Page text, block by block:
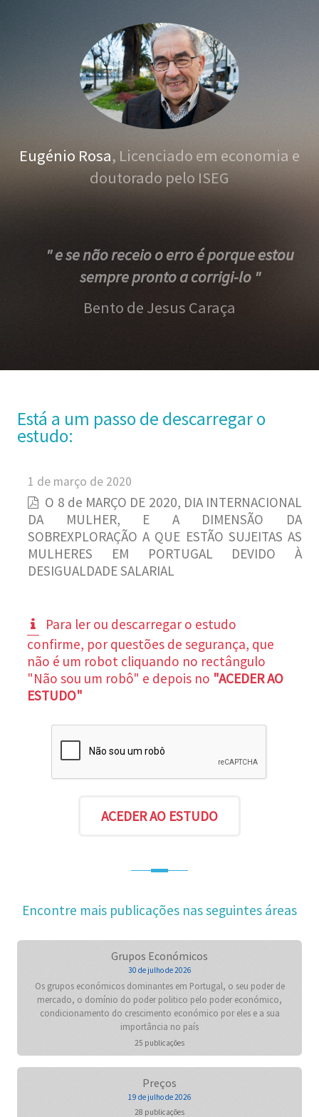
Eugénio Rosa, Licenciado em economia e
doutorado pelo ISEG
" e se não receio o erro é porque estou
sempre pronto a corrigi-lo "
Bento de Jesus Caraça
Está a um passo de descarregar o
estudo:
1 de março de 2020
O 8 de MARÇO DE 2020, DIA INTERNACIONAL
DA MULHER, E A DIMENSÃO DA
SOBREXPLORAÇÃO A QUE ESTÃO SUJEITAS AS
MULHERES EM PORTUGAL DEVIDO À
DESIGUALDADE SALARIAL
Para ler ou descarregar o estudo
confirme, por questões de segurança, que
não é um robot cliquando no rectângulo
"Não sou um robô" e depois no "ACEDER AO
ESTUDO"
Encontre mais publicações nas seguintes áreas
Grupos Económicos
30 de julho de 2026
Os grupos económicos dominantes em Portugal, o seu poder de
mercado, o domínio do poder politico pelo poder económico,
condicionamento do crescimento económico por eles e a sua
importância no país
25 publicações
Preços
19 de julho de 2026
28 publicações